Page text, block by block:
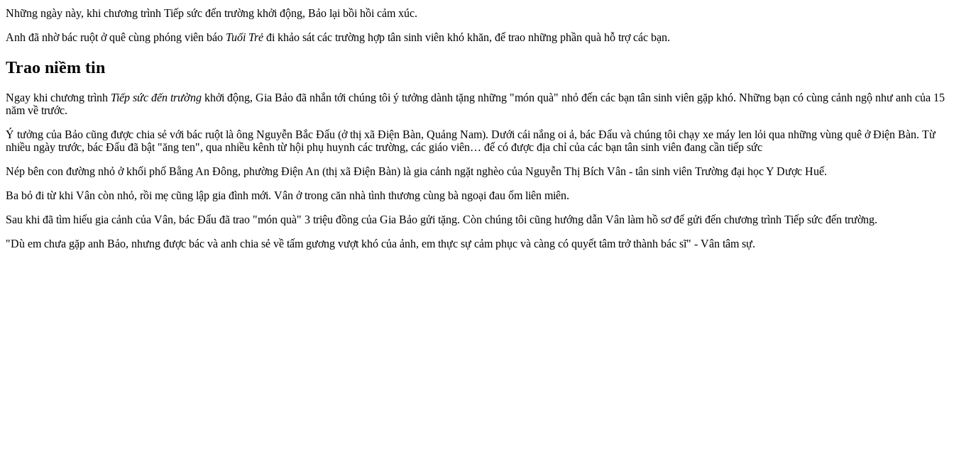
Những ngày này, khi chương trình Tiếp sức đến trường khởi động, Bảo lại bồi hồi cảm xúc.
Anh đã nhờ bác ruột ở quê cùng phóng viên báo Tuổi Trẻ đi khảo sát các trường hợp tân sinh viên khó khăn, để trao những phần quà hỗ trợ các bạn.
Trao niềm tin
Ngay khi chương trình Tiếp sức đến trường khởi động, Gia Bảo đã nhắn tới chúng tôi ý tưởng dành tặng những "món quà" nhỏ đến các bạn tân sinh viên gặp khó. Những bạn có cùng cảnh ngộ như anh của 15
năm về trước.
Ý tưởng của Bảo cũng được chia sẻ với bác ruột là ông Nguyễn Bắc Đẩu (ở thị xã Điện Bàn, Quảng Nam). Dưới cái nắng oi ả, bác Đẩu và chúng tôi chạy xe máy len lỏi qua những vùng quê ở Điện Bàn. Từ
nhiều ngày trước, bác Đẩu đã bật "ăng ten", qua nhiều kênh từ hội phụ huynh các trường, các giáo viên… để có được địa chỉ của các bạn tân sinh viên đang cần tiếp sức
Nép bên con đường nhỏ ở khối phố Bằng An Đông, phường Điện An (thị xã Điện Bàn) là gia cảnh ngặt nghèo của Nguyễn Thị Bích Vân - tân sinh viên Trường đại học Y Dược Huế.
Ba bỏ đi từ khi Vân còn nhỏ, rồi mẹ cũng lập gia đình mới. Vân ở trong căn nhà tình thương cùng bà ngoại đau ốm liên miên.
Sau khi đã tìm hiểu gia cảnh của Vân, bác Đẩu đã trao "món quà" 3 triệu đồng của Gia Bảo gửi tặng. Còn chúng tôi cũng hướng dẫn Vân làm hồ sơ để gửi đến chương trình Tiếp sức đến trường.
"Dù em chưa gặp anh Bảo, nhưng được bác và anh chia sẻ về tấm gương vượt khó của ảnh, em thực sự cảm phục và càng có quyết tâm trở thành bác sĩ" - Vân tâm sự.